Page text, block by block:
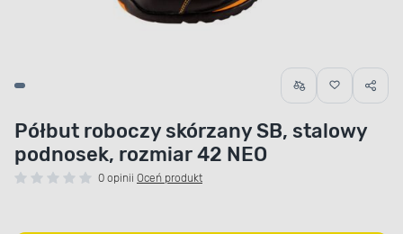
Półbut roboczy skórzany SB, stalowy
podnosek, rozmiar 42 NEO
0 opinii Oceń produkt